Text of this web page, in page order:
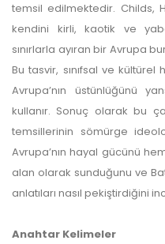
temsil edilmektedir. Childs,
kendini kirli, kaotik ve
sınırlarla ayıran bir Avrupa
Bu tasvir, sınıfsal ve
Avrupa’nın üstünlüğünü
kullanır. Sonuç olarak bu
temsillerinin sömürge
Avrupa’nın hayal gücünü
alan olarak sunduğunu ve
anlatıları nasıl pekiştirdiğini
Anahtar Kelimeler